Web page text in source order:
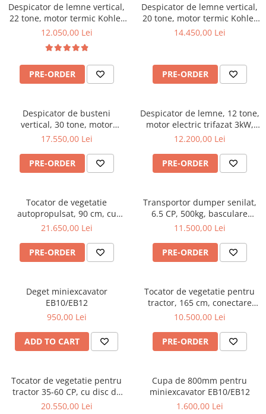
Nacele
Remorci
Agricultural trailers
Remorci Tehnologice
Sisteme spalat
Trolii forestiere
Prelucrarea solului
Accesorii utilaje
Accesorii excavatoare
Grape
Lame nivelare pamant tractor
Pluguri de zapada
Miniexcavatoare
Buldoexcavatoare
Cupe
Excavatoare
Incarcatoare frontale
Masini batut stalpi
Despicator de lemne vertical,
22 tone, motor termic Kohler
6.5 CP, Jansen HS-22A62
12.050,00 Lei
PRE-ORDER
Despicator de lemne vertical,
20 tone, motor termic Kohler
de 6.5CP, Jansen HS-20H110
14.450,00 Lei
PRE-ORDER
Despicator de busteni
vertical, 30 tone, motor
electric trifazat/ priza tractor
17.550,00 Lei
PRE-ORDER
Despicator de lemne, 12 tone,
motor electric trifazat 3kW,
Ceccato Olindo SPLE12T
12.200,00 Lei
PRE-ORDER
Tocator de vegetatie
autopropulsat, 90 cm, cu
motor pe benzina, 15 CP,
21.650,00 Lei
PRE-ORDER
Transportor dumper senilat,
6.5 CP, 500kg, basculare
mecanica, Graecus D500
11.500,00 Lei
PRE-ORDER
Deget miniexcavator
EB10/EB12
950,00 Lei
ADD TO CART
Tocator de vegetatie pentru
tractor, 165 cm, conectare
cardan tractor, MKD165
10.500,00 Lei
PRE-ORDER
Tocator de vegetatie pentru
tractor 35-60 CP, cu disc de
cosire lateral cu palpator, 155
20.550,00 Lei
Cupa de 800mm pentru
miniexcavator EB10/EB12
1.600,00 Lei